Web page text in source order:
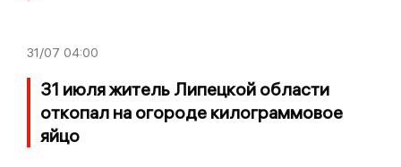
31/07 04:00
31 июля житель Липецкой области
откопал на огороде килограммовое
яйцо